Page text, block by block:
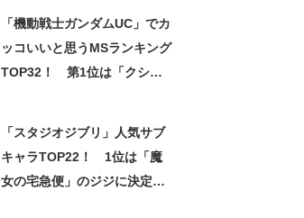
「機動戦士ガンダムUC」でカ
ッコいいと思うMSランキング
TOP32！ 第1位は「クシャ
「スタジオジブリ」人気サブ
キャラTOP22！ 1位は「魔
女の宅急便」のジジに決定！